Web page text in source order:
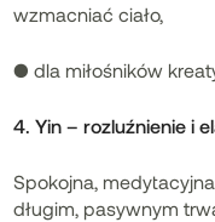
wzmacniać ciało,
● dla miłośników
4. Yin – rozluźnienie i
Spokojna,
długim, pasywnym